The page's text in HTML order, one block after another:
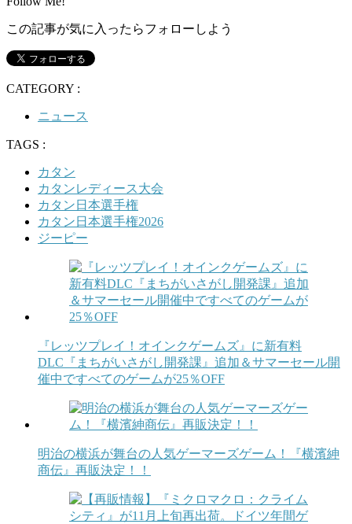
この記事が気に入ったらフォローしよう
CATEGORY :
ニュース
TAGS :
カタン
カタンレディース大会
カタン日本選手権
カタン日本選手権2026
ジーピー
『レッツプレイ！オインクゲームズ』に新有料
DLC『まちがいさがし開発課』追加＆サマーセール開
催中ですべてのゲームが25％OFF
明治の横浜が舞台の人気ゲーマーズゲーム！『横濱紳
商伝』再販決定！！